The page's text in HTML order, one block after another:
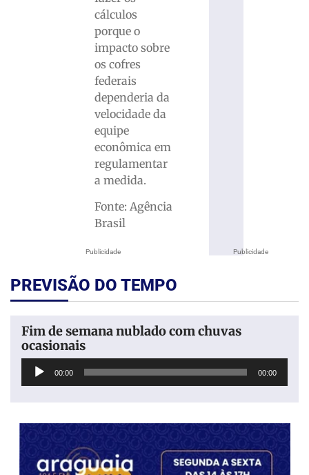
Publicidade
cálculos
porque o
impacto sobre
os cofres
federais
dependeria da
velocidade da
equipe
econômica em
regulamentar
a medida.
Fonte: Agência
Brasil
Publicidade
PREVISÃO DO TEMPO
Fim de semana nublado com chuvas
ocasionais
Tocador
00:00 00:00